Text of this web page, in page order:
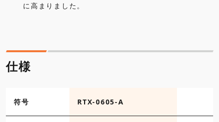
に高まりました。
仕様
符号 RTX-0605-A